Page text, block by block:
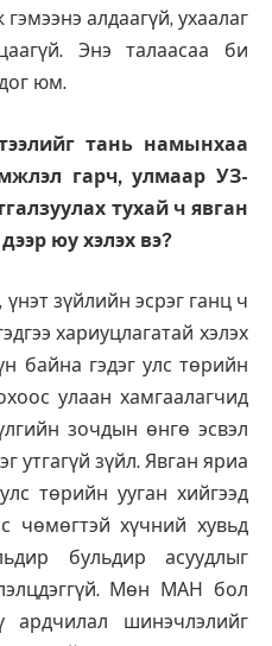
алдаагүй, ухаалаг
Энэ талаасаа би
юм.
тань намынхаа
гарч, улмаар УЗ-
тухай ч явган
юу хэлэх вэ?
зүйлийн эсрэг ганц ч
хариуцлагатай хэлэх
байна гэдэг улс төрийн
улаан хамгаалагчид
зочдын өнгө эсвэл
утгагүй зүйл. Явган яриа
төрийн ууган хийгээд
чөмөгтэй хүчний хувьд
бульдир асуудлыг
Мөн МАН бол
ардчилал шинэчлэлийг